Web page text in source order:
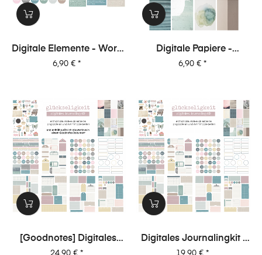
Digitale Elemente - Worte
- Glückseligkeit
Preis
6,90 € *
Digitale Papiere -
Glückseligkeit
Preis
6,90 € *
[Goodnotes] Digitales
Journalingkit -
Preis
24,90 € *
Digitales Journalingkit -
Glückseligkeit
Preis
19,90 € *